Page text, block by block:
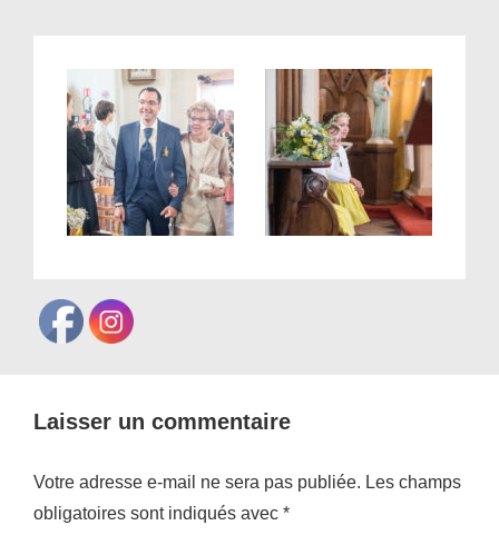
Laisser un commentaire
Votre adresse e-mail ne sera pas publiée. Les champs
obligatoires sont indiqués avec *